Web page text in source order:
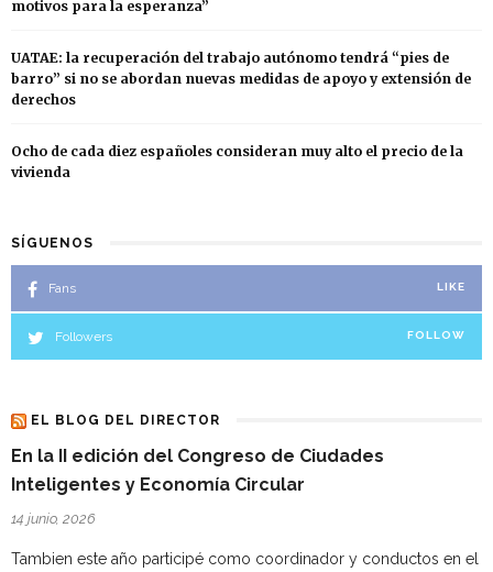
motivos para la esperanza”
UATAE: la recuperación del trabajo autónomo tendrá “pies de
barro” si no se abordan nuevas medidas de apoyo y extensión de
derechos
Ocho de cada diez españoles consideran muy alto el precio de la
vivienda
SÍGUENOS
Fans LIKE
Followers FOLLOW
EL BLOG DEL DIRECTOR
En la II edición del Congreso de Ciudades
Inteligentes y Economía Circular
14 junio, 2026
Tambien este año participé como coordinador y conductos en el